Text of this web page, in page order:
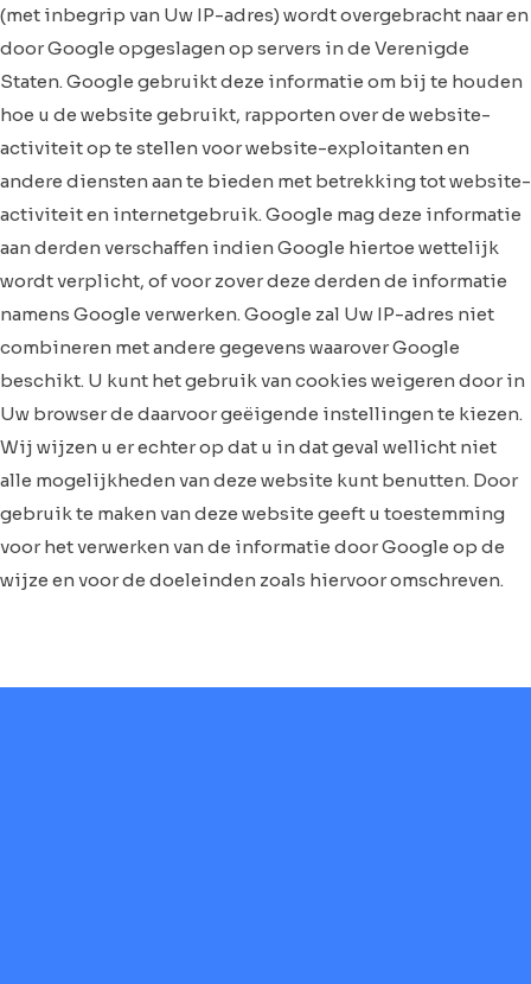
(met inbegrip van Uw IP-adres) wordt overgebracht naar en
door Google opgeslagen op servers in de Verenigde
Staten. Google gebruikt deze informatie om bij te houden
hoe u de website gebruikt, rapporten over de website-
activiteit op te stellen voor website-exploitanten en
andere diensten aan te bieden met betrekking tot website-
activiteit en internetgebruik. Google mag deze informatie
aan derden verschaffen indien Google hiertoe wettelijk
wordt verplicht, of voor zover deze derden de informatie
namens Google verwerken. Google zal Uw IP-adres niet
combineren met andere gegevens waarover Google
beschikt. U kunt het gebruik van cookies weigeren door in
Uw browser de daarvoor geëigende instellingen te kiezen.
Wij wijzen u er echter op dat u in dat geval wellicht niet
alle mogelijkheden van deze website kunt benutten. Door
gebruik te maken van deze website geeft u toestemming
voor het verwerken van de informatie door Google op de
wijze en voor de doeleinden zoals hiervoor omschreven.